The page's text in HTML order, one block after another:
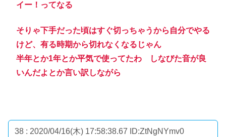
イー！ってなる
そりゃ下手だった頃はすぐ切っちゃうから自分でやる
けど、有る時期から切れなくなるじゃん
半年とか1年とか平気で使ってたわ しなびた音が良
いんだよとか言い訳しながら
38 : 2020/04/16(木) 17:58:38.67 ID:ZtNgNYmv0